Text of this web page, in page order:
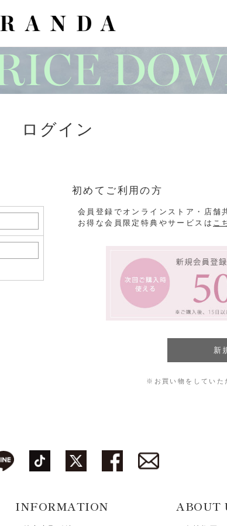
ログイン
初めてご利用の方
会員登録でオンラインストア・店舗
お得な会員限定特典やサービスは こ
※お買い物をしていた
INFORMATION ABOUT